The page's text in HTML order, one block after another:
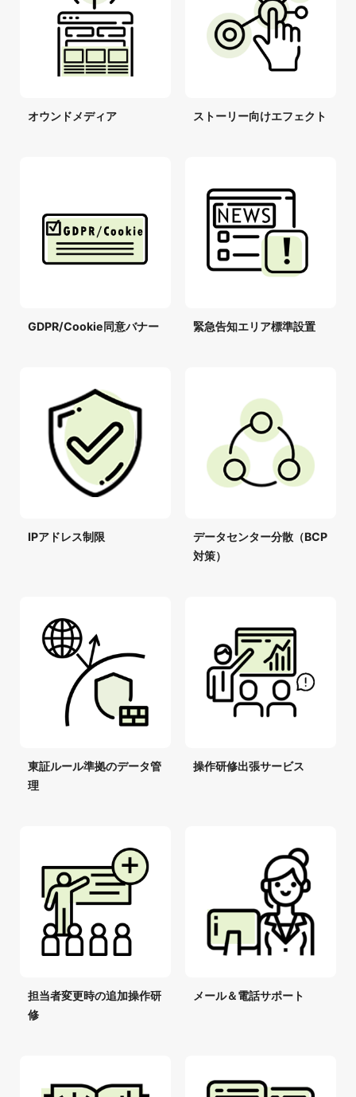
オウンドメディア ストーリー向けエフェクト
GDPR/Cookie同意バナー 緊急告知エリア標準設置
IPアドレス制限
データセンター分散（BCP
対策）
東証ルール準拠のデータ管
理
操作研修出張サービス
担当者変更時の追加操作研
修
メール＆電話サポート